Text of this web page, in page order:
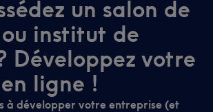
un salon de
institut de
Développez votre
ligne !
à développer votre entreprise (et